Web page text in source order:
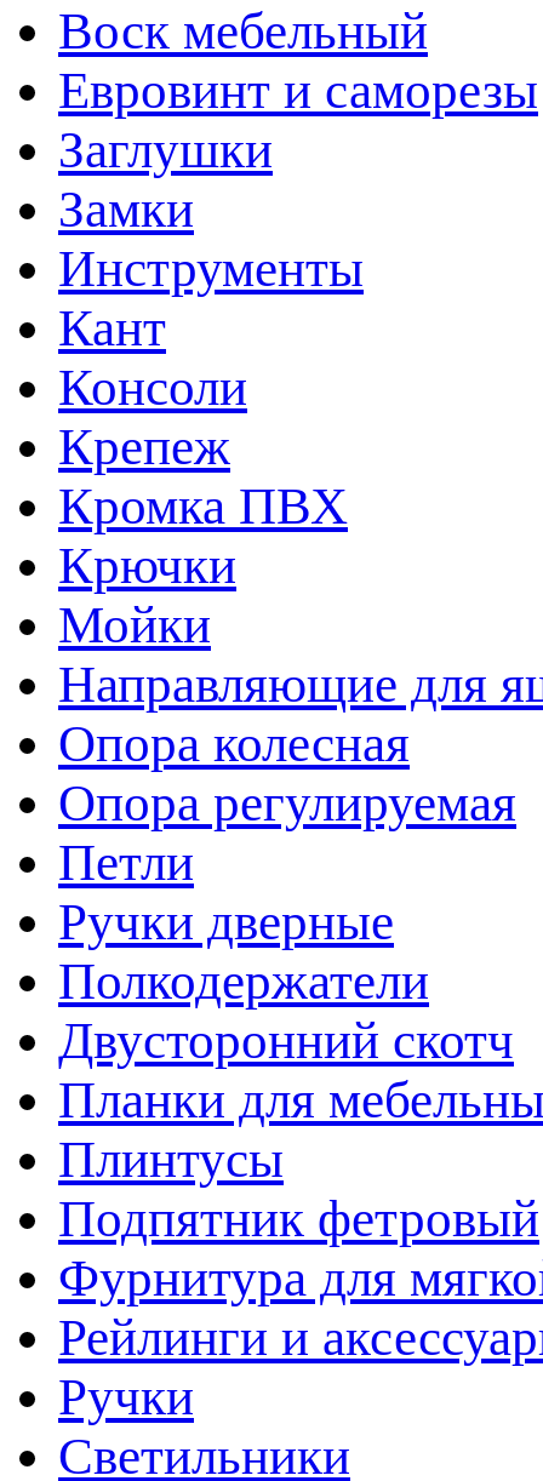
Воск мебельный
Евровинт и саморезы
Заглушки
Замки
Инструменты
Кант
Консоли
Крепеж
Кромка ПВХ
Крючки
Мойки
Направляющие для
Опора колесная
Опора регулируемая
Петли
Ручки дверные
Полкодержатели
Двусторонний скотч
Планки для
Плинтусы
Подпятник фетровый
Фурнитура для
Рейлинги и
Ручки
Светильники